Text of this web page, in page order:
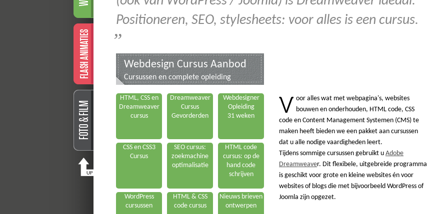
Positioneren, SEO, stylesheets: voor alles is een cursus.
”
Webdesign Cursus Aanbod
Cursussen en complete opleiding
HTML, CSS en
Dreamweaver
cursus
Dreamweaver
Cursus
Gevorderden
Webdesigner
Opleiding
31 weken
CSS en CSS3
Cursus
SEO cursus:
zoekmachine
optimalisatie
HTML code
cursus: op de
hand code
schrijven
WordPress
cursussen
HTML & CSS
code cursus
Nieuws brieven
ontwerpen
V oor alles wat met webpagina's, websites
bouwen en onderhouden, HTML code, CSS
code en Content Management Systemen (CMS) te
maken heeft bieden we een pakket aan cursussen
dat u alle nodige vaardigheden leert.
Tijdens sommige cursussen gebruikt u Adobe
Dreamweaver. Dit flexibele, uitgebreide programma
is geschikt voor grote en kleine websites én voor
websites of blogs die met bijvoorbeeld WordPress of
Joomla zijn opgezet.